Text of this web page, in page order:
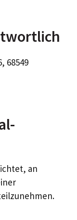
68549
an